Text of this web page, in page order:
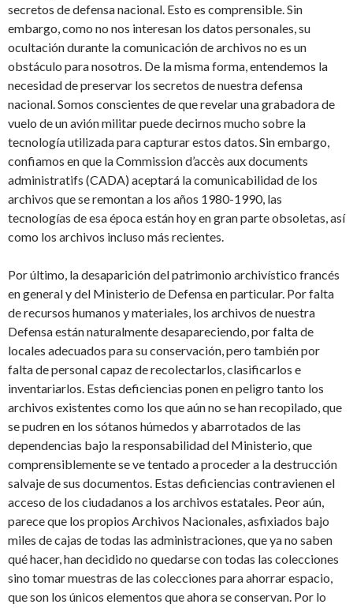
secretos de defensa nacional. Esto es comprensible. Sin
embargo, como no nos interesan los datos personales, su
ocultación durante la comunicación de archivos no es un
obstáculo para nosotros. De la misma forma, entendemos la
necesidad de preservar los secretos de nuestra defensa
nacional. Somos conscientes de que revelar una grabadora de
vuelo de un avión militar puede decirnos mucho sobre la
tecnología utilizada para capturar estos datos. Sin embargo,
confiamos en que la Commission d’accès aux documents
administratifs (CADA) aceptará la comunicabilidad de los
archivos que se remontan a los años 1980-1990, las
tecnologías de esa época están hoy en gran parte obsoletas, así
como los archivos incluso más recientes.
Por último, la desaparición del patrimonio archivístico francés
en general y del Ministerio de Defensa en particular. Por falta
de recursos humanos y materiales, los archivos de nuestra
Defensa están naturalmente desapareciendo, por falta de
locales adecuados para su conservación, pero también por
falta de personal capaz de recolectarlos, clasificarlos e
inventariarlos. Estas deficiencias ponen en peligro tanto los
archivos existentes como los que aún no se han recopilado, que
se pudren en los sótanos húmedos y abarrotados de las
dependencias bajo la responsabilidad del Ministerio, que
comprensiblemente se ve tentado a proceder a la destrucción
salvaje de sus documentos. Estas deficiencias contravienen el
acceso de los ciudadanos a los archivos estatales. Peor aún,
parece que los propios Archivos Nacionales, asfixiados bajo
miles de cajas de todas las administraciones, que ya no saben
qué hacer, han decidido no quedarse con todas las colecciones
sino tomar muestras de las colecciones para ahorrar espacio,
que son los únicos elementos que ahora se conservan. Por lo